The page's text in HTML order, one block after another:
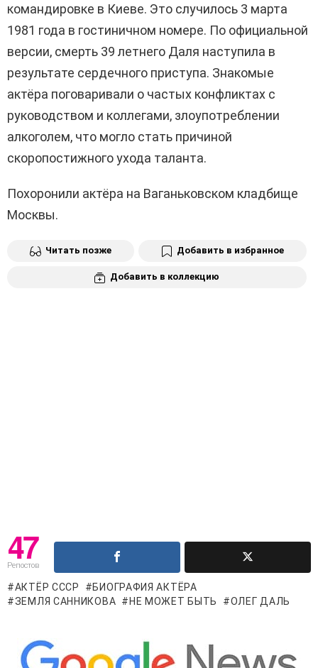
командировке в Киеве. Это случилось 3 марта
1981 года в гостиничном номере. По официальной
версии, смерть 39 летнего Даля наступила в
результате сердечного приступа. Знакомые
актёра поговаривали о частых конфликтах с
руководством и коллегами, злоупотреблении
алкоголем, что могло стать причиной
скоропостижного ухода таланта.
Похоронили актёра на Ваганьковском кладбище
Москвы.
Читать позже Добавить в избранное
Добавить в коллекцию
47
Репостов
АКТЁР СССР
БИОГРАФИЯ АКТЁРА
ЗЕМЛЯ САННИКОВА
НЕ МОЖЕТ БЫТЬ ОЛЕГ ДАЛЬ